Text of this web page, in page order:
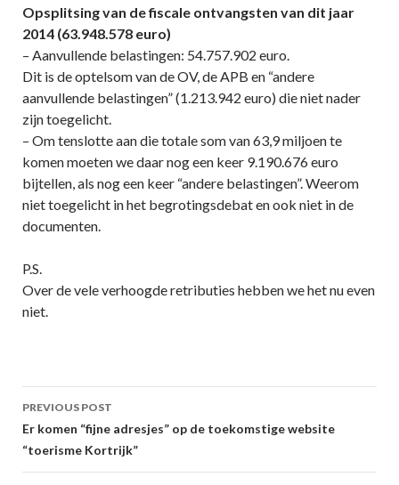
Opsplitsing van de fiscale ontvangsten van dit jaar
2014 (63.948.578 euro)
– Aanvullende belastingen: 54.757.902 euro.
Dit is de optelsom van de OV, de APB en “andere
aanvullende belastingen” (1.213.942 euro) die niet nader
zijn toegelicht.
– Om tenslotte aan die totale som van 63,9 miljoen te
komen moeten we daar nog een keer 9.190.676 euro
bijtellen, als nog een keer “andere belastingen”. Weerom
niet toegelicht in het begrotingsdebat en ook niet in de
documenten.
P.S.
Over de vele verhoogde retributies hebben we het nu even
niet.
Post
navigation
PREVIOUS POST
Er komen “fijne adresjes” op de toekomstige website
“toerisme Kortrijk”